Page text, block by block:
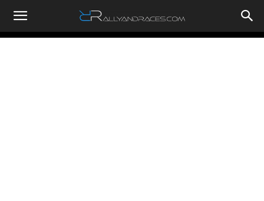
RallyandRaces.com